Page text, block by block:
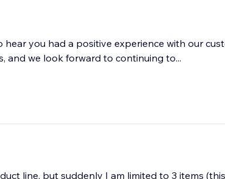
hear you had a positive experience with our
and we look forward to continuing to...
line, but suddenly I am limited to 3 items